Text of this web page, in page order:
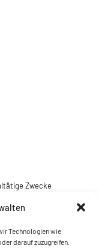
Technologien wie
darauf zuzugreifen.
Zwecke